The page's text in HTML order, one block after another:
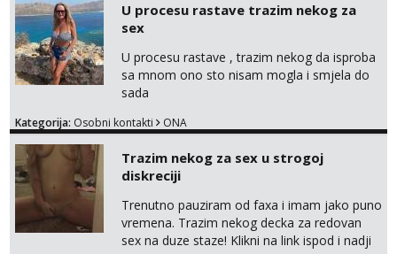
tamo, cekam te!
U procesu rastave trazim nekog za
sex
U procesu rastave , trazim nekog da isproba
sa mnom ono sto nisam mogla i smjela do
sada
Kategorija: Osobni kontakti ONA
Trazim nekog za sex u strogoj
diskreciji
Trenutno pauziram od faxa i imam jako puno
vremena. Trazim nekog decka za redovan
sex na duze staze! Klikni na link ispod i nadji